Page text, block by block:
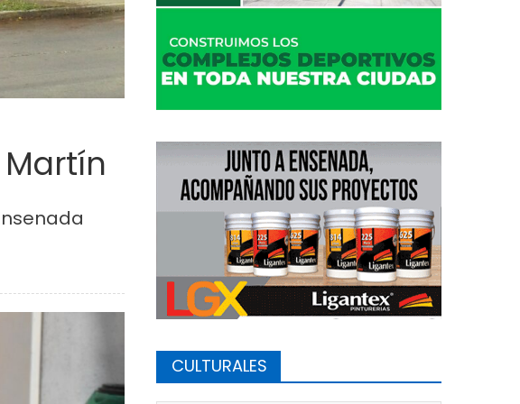
literaria en la Biblioteca San Martín
CULTURALES